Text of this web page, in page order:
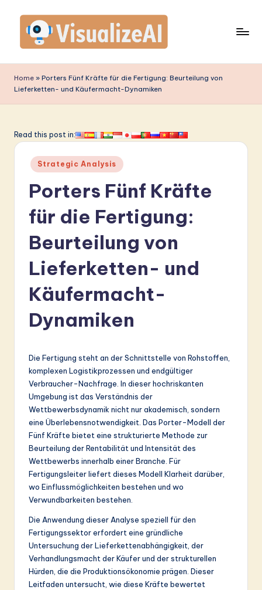
content
is
u
li
A
G
m
L
in
A
&
S
o
Home » Porters Fünf Kräfte für die Fertigung: Beurteilung von
Lieferketten- und Käufermacht-Dynamiken
Read this post in:
Posted
in
Strategic Analysis
Porters Fünf Kräfte
für die Fertigung:
Beurteilung von
Lieferketten- und
Käufermacht-
Dynamiken
Die Fertigung steht an der Schnittstelle von Rohstoffen,
komplexen Logistikprozessen und endgültiger
Verbraucher-Nachfrage. In dieser hochriskanten
Umgebung ist das Verständnis der
Wettbewerbsdynamik nicht nur akademisch, sondern
eine Überlebensnotwendigkeit. Das Porter-Modell der
Fünf Kräfte bietet eine strukturierte Methode zur
Beurteilung der Rentabilität und Intensität des
Wettbewerbs innerhalb einer Branche. Für
Fertigungsleiter liefert dieses Modell Klarheit darüber,
wo Einflussmöglichkeiten bestehen und wo
Verwundbarkeiten bestehen.
Die Anwendung dieser Analyse speziell für den
Fertigungssektor erfordert eine gründliche
Untersuchung der Lieferkettenabhängigkeit, der
Verhandlungsmacht der Käufer und der strukturellen
Hürden, die die Produktionsökonomie prägen. Dieser
Leitfaden untersucht, wie diese Kräfte bewertet